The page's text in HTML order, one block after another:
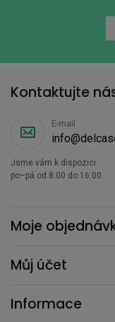
Moje
Můj účet
Informace
Kontaktujte
E-mail
Jsme vám k dispozici
po–pá od 8:00 do 16:00